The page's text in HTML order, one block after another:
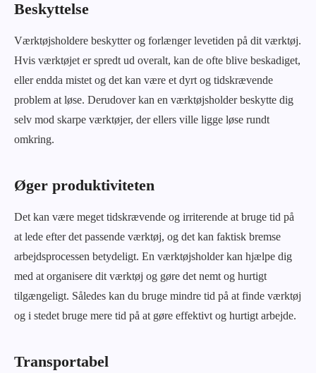
Beskyttelse
Værktøjsholdere beskytter og forlænger levetiden på dit værktøj.
Hvis værktøjet er spredt ud overalt, kan de ofte blive beskadiget,
eller endda mistet og det kan være et dyrt og tidskrævende
problem at løse. Derudover kan en værktøjsholder beskytte dig
selv mod skarpe værktøjer, der ellers ville ligge løse rundt
omkring.
Øger produktiviteten
Det kan være meget tidskrævende og irriterende at bruge tid på
at lede efter det passende værktøj, og det kan faktisk bremse
arbejdsprocessen betydeligt. En værktøjsholder kan hjælpe dig
med at organisere dit værktøj og gøre det nemt og hurtigt
tilgængeligt. Således kan du bruge mindre tid på at finde værktøj
og i stedet bruge mere tid på at gøre effektivt og hurtigt arbejde.
Transportabel